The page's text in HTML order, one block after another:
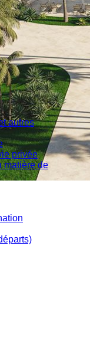
autres
privée
matière de